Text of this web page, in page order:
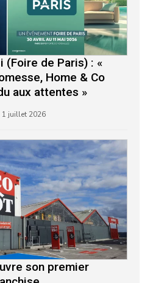
(Foire de Paris) : «
Home & Co
aux attentes »
1 juillet 2026
son premier